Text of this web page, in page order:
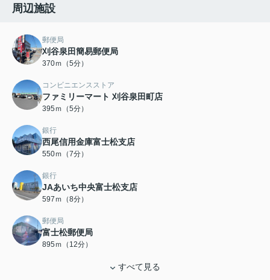
周辺施設
郵便局
刈谷泉田簡易郵便局
370ｍ（5分）
コンビニエンスストア
ファミリーマート 刈谷泉田町店
395ｍ（5分）
銀行
西尾信用金庫富士松支店
550ｍ（7分）
銀行
JAあいち中央富士松支店
597ｍ（8分）
郵便局
富士松郵便局
895ｍ（12分）
すべて見る